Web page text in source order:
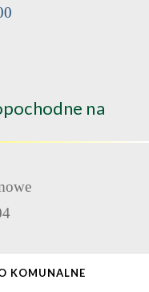
na
KOMUNALNE